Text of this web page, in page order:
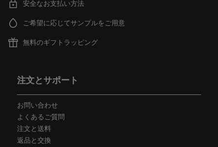
安全なお支払い方法
ご希望に応じてサンプルをご用意
無料のギフトラッピング
注文とサポート
お問い合わせ
よくあるご質問
注文と送料
返品と交換